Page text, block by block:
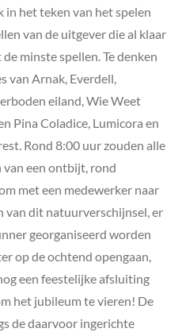
in het teken van het spelen
van de uitgever die al klaar
minste spellen. Te denken
van Arnak, Everdell,
eiland, Wie Weet
Pina Coladice, Lumicora en
Rond 8:00 uur zouden alle
een ontbijt, rond
met een medewerker naar
van dit natuurverschijnsel, er
georganiseerd worden
op de ochtend opengaan,
een feestelijke afsluiting
het jubileum te vieren! De
de daarvoor ingerichte